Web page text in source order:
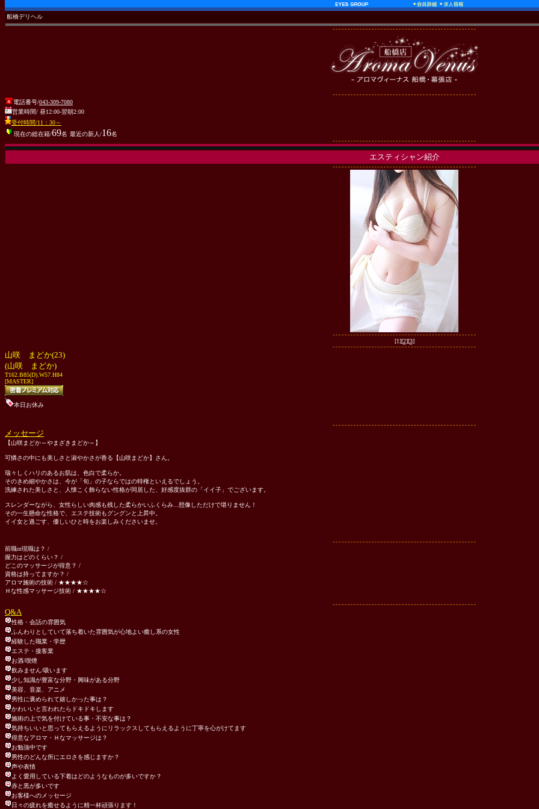
船橋デリヘル
電話番号/043-309-7080
営業時間/ 昼12:00-翌朝2:00
受付時間/11：30～
現在の総在籍/69名 最近の新人/16名
エスティシャン紹介
[1][2][3]
山咲 まどか(23)
(山咲 まどか)
T162.B85(D).W57.H84
[MASTER]
本日お休み
メッセージ
【山咲まどか～やまざきまどか～】
可憐さの中にも美しさと淑やかさが香る【山咲まどか】さん。
瑞々しくハリのあるお肌は、色白で柔らか。
そのきめ細やかさは、今が「旬」の子ならではの特権といえるでしょう。
洗練された美しさと、人懐こく飾らない性格が同居した、好感度抜群の「イイ子」でございます。
スレンダーながら、女性らしい肉感も残した柔らかいふくらみ...想像しただけで堪りません！
その一生懸命な性格で、エステ技術もグングンと上昇中。
イイ女と過ごす、優しいひと時をお楽しみくださいませ。
前職or現職は？ /
握力はどのくらい？ /
どこのマッサージが得意？ /
資格は持ってますか？ /
アロマ施術の技術 / ★★★★☆
Ｈな性感マッサージ技術 / ★★★★☆
Q&A
性格・会話の雰囲気
ふんわりとしていて落ち着いた雰囲気が心地よい癒し系の女性
経験した職業・学歴
エステ・接客業
お酒/喫煙
飲みません/吸います
少し知識が豊富な分野・興味がある分野
美容、音楽、アニメ
男性に褒められて嬉しかった事は？
かわいいと言われたらドキドキします
施術の上で気を付けている事・不安な事は？
気持ちいいと思ってもらえるようにリラックスしてもらえるように丁寧を心がけてます
得意なアロマ・Ｈなマッサージは？
お勉強中です
男性のどんな所にエロさを感じますか？
声や表情
よく愛用している下着はどのようなものが多いですか？
赤と黒が多いです
お客様へのメッセージ
日々の疲れを癒せるように精一杯頑張ります！